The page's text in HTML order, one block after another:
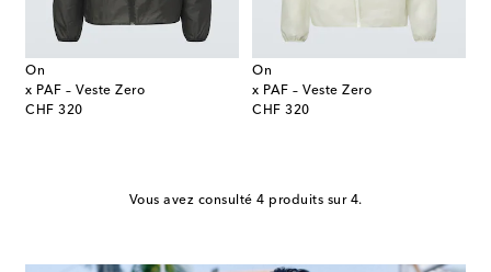
On
x PAF – Veste Zero
CHF 320
original price
On
x PAF – Veste Zero
CHF 320
original price
Vous avez consulté 4 produits sur 4.